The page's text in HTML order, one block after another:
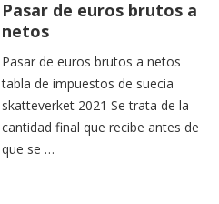
Pasar de euros brutos a
netos
Pasar de euros brutos a netos
tabla de impuestos de suecia
skatteverket 2021 Se trata de la
cantidad final que recibe antes de
que se …